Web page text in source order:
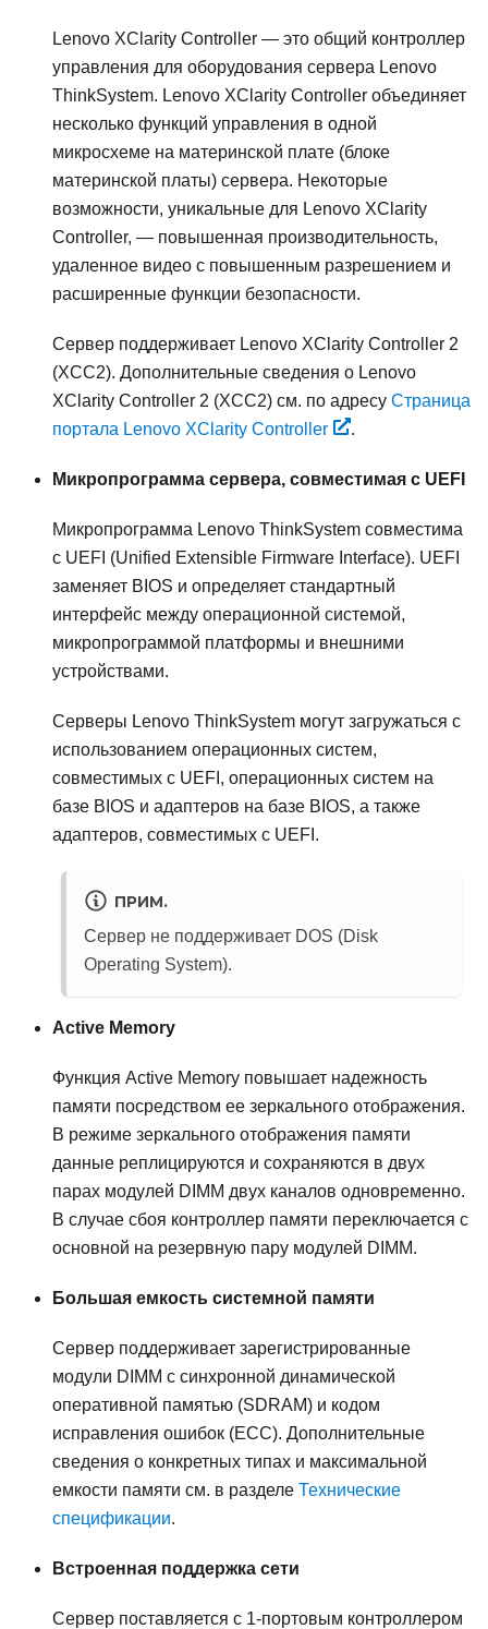
Lenovo XClarity Controller — это общий контроллер
управления для оборудования сервера Lenovo
ThinkSystem. Lenovo XClarity Controller объединяет
несколько функций управления в одной
микросхеме на материнской плате (блоке
материнской платы) сервера. Некоторые
возможности, уникальные для Lenovo XClarity
Controller, — повышенная производительность,
удаленное видео с повышенным разрешением и
расширенные функции безопасности.
Сервер поддерживает Lenovo XClarity Controller 2
(XCC2). Дополнительные сведения о Lenovo
XClarity Controller 2 (XCC2) см. по адресу Страница
портала Lenovo XClarity Controller
.
Микропрограмма сервера, совместимая с UEFI
Микропрограмма Lenovo ThinkSystem совместима
с UEFI (Unified Extensible Firmware Interface). UEFI
заменяет BIOS и определяет стандартный
интерфейс между операционной системой,
микропрограммой платформы и внешними
устройствами.
Серверы Lenovo ThinkSystem могут загружаться с
использованием операционных систем,
совместимых с UEFI, операционных систем на
базе BIOS и адаптеров на базе BIOS, а также
адаптеров, совместимых с UEFI.
ПРИМ.
Сервер не поддерживает DOS (Disk
Operating System).
Active Memory
Функция Active Memory повышает надежность
памяти посредством ее зеркального отображения.
В режиме зеркального отображения памяти
данные реплицируются и сохраняются в двух
парах модулей DIMM двух каналов одновременно.
В случае сбоя контроллер памяти переключается с
основной на резервную пару модулей DIMM.
Большая емкость системной памяти
Сервер поддерживает зарегистрированные
модули DIMM с синхронной динамической
оперативной памятью (SDRAM) и кодом
исправления ошибок (ECC). Дополнительные
сведения о конкретных типах и максимальной
емкости памяти см. в разделе Технические
спецификации.
Встроенная поддержка сети
Сервер поставляется с 1-портовым контроллером